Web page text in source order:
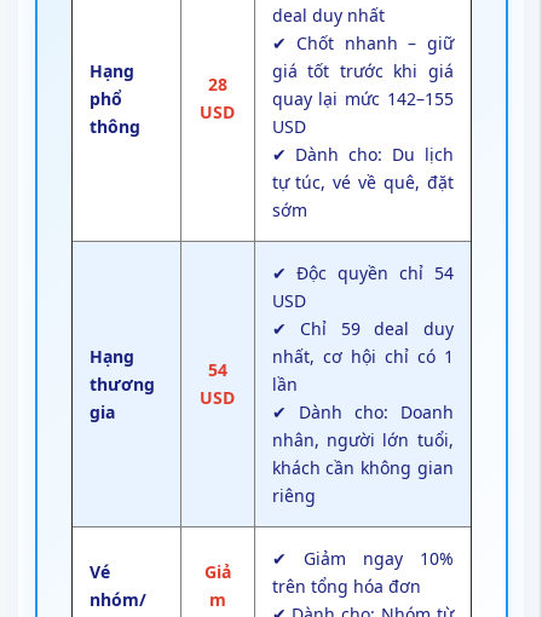
Hạng
phổ
thông
28
USD
deal duy nhất
✔ Chốt nhanh – giữ
giá tốt trước khi giá
quay lại mức 142–155
USD
✔ Dành cho: Du lịch
tự túc, vé về quê, đặt
sớm
Hạng
thương
gia
54
USD
✔ Độc quyền chỉ 54
USD
✔ Chỉ 59 deal duy
nhất, cơ hội chỉ có 1
lần
✔ Dành cho: Doanh
nhân, người lớn tuổi,
khách cần không gian
riêng
Vé
nhóm/
Giả
m
✔ Giảm ngay 10%
trên tổng hóa đơn